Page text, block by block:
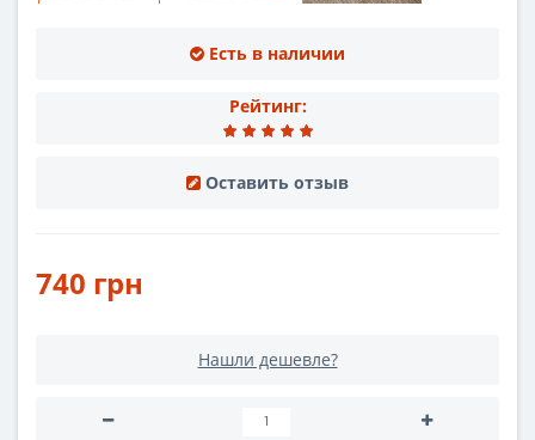
Есть в наличии
Рейтинг:
Оставить отзыв
740 грн
Нашли дешевле?